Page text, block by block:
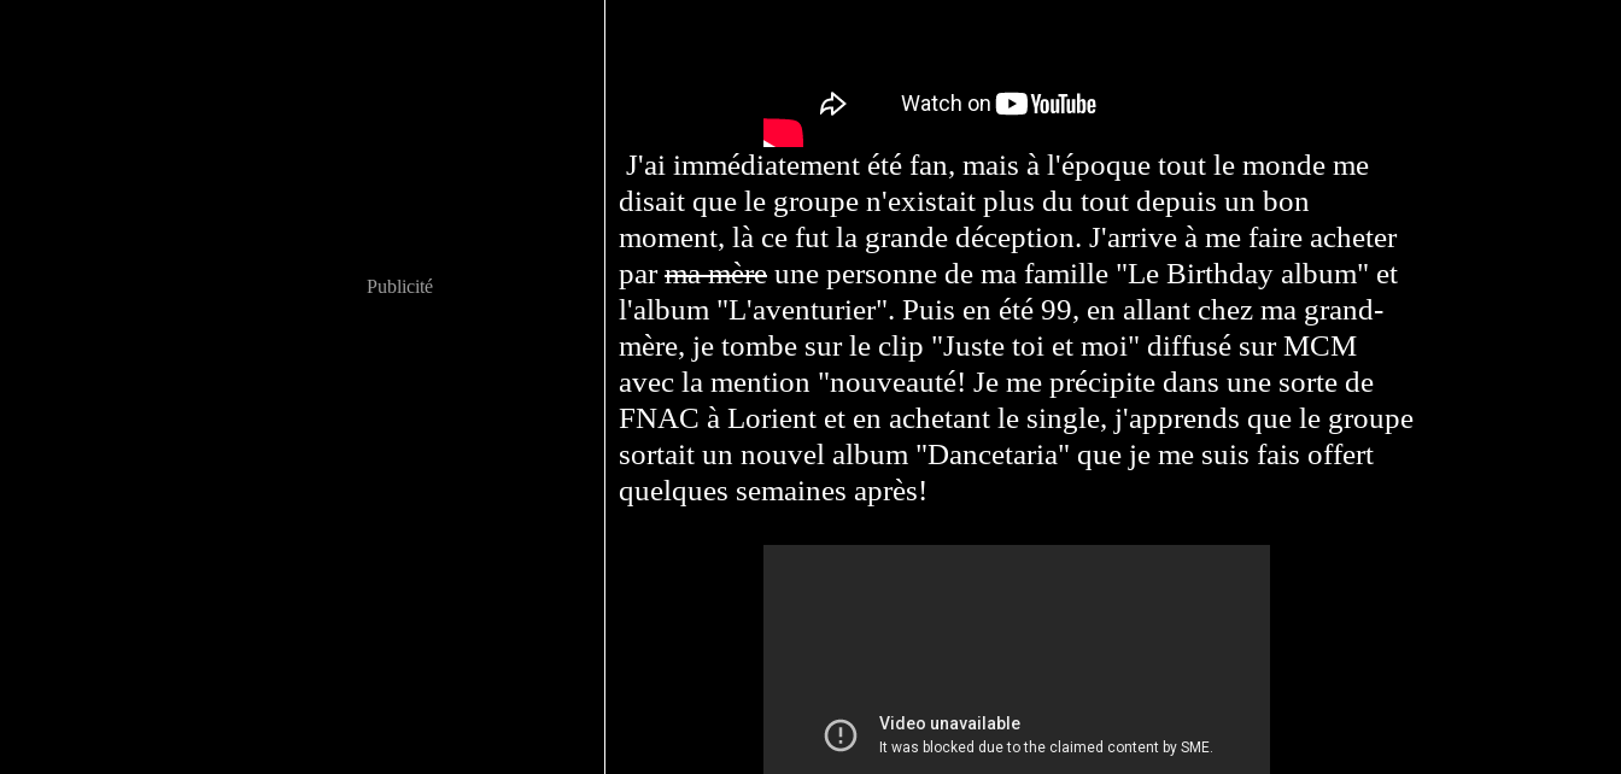
Publicité
J'ai immédiatement été fan, mais à l'époque tout le monde me
disait que le groupe n'existait plus du tout depuis un bon
moment, là ce fut la grande déception. J'arrive à me faire acheter
parma mère une personne de ma famille "Le Birthday album" et
l'album "L'aventurier". Puis en été 99, en allant chez ma grand-
mère, je tombe sur le clip "Juste toi et moi" diffusé sur MCM
avec la mention "nouveauté! Je me précipite dans une sorte de
FNAC à Lorient et en achetant le single, j'apprends que le groupe
sortait un nouvel album "Dancetaria" que je me suis fais offert
quelques semaines après!